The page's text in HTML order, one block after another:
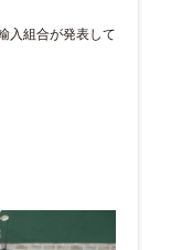
入組合が発表して